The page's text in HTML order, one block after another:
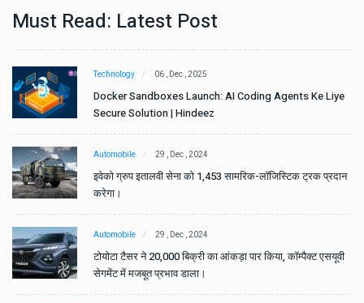
Must Read: Latest Post
Technology 06 , Dec , 2025
Docker Sandboxes Launch: AI Coding Agents Ke Liye
Secure Solution | Hindeez
Automobile 29 , Dec , 2024
इवेको ग्रुप इतालवी सेना को 1,453 सामरिक-लॉजिस्टिक ट्रक प्रदान
करेगा।
Automobile 29 , Dec , 2024
टोयोटा टैसर ने 20,000 बिक्री का आंकड़ा पार किया, कॉम्पैक्ट एसयूवी
सेगमेंट में मजबूत प्रभाव डाला।